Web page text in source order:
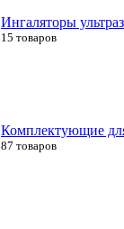
Ингаляторы
15 товаров
Комплектующие
87 товаров